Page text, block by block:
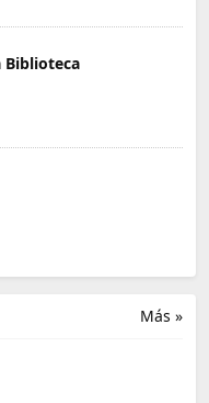
Biblioteca
Más »